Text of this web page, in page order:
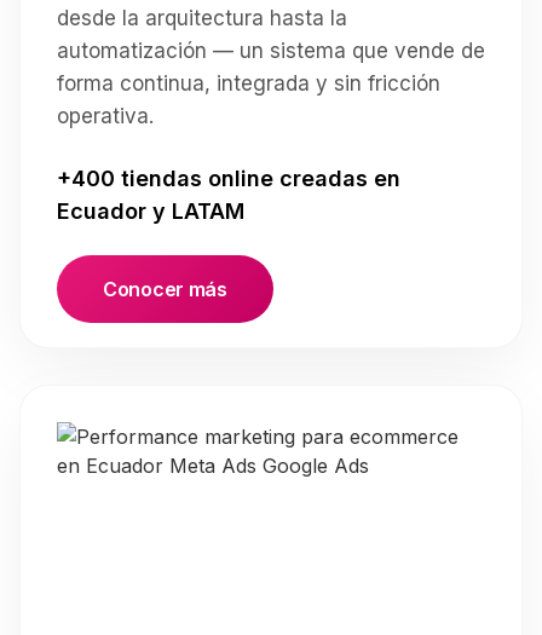
desde la arquitectura hasta la
automatización — un sistema que vende de
forma continua, integrada y sin fricción
operativa.
+400 tiendas online creadas en
Ecuador y LATAM
Conocer más